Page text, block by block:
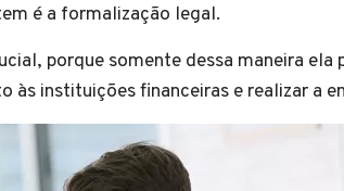
é a formalização legal.
porque somente dessa maneira ela
às instituições financeiras e realizar a